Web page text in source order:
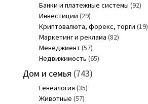
Банки и платежные системы (92)
Инвестиции (29)
Криптовалюта, форекс, торги (19)
Маркетинг и реклама (82)
Менеджмент(57)
Недвижимость (65)
Дом и семья (743)
Генеалогия (35)
Животные (57)